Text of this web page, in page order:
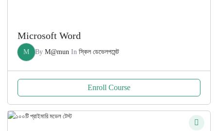
Microsoft Word
M By M@mun In স্কিল ডেভেলপমেন্ট
Enroll Course